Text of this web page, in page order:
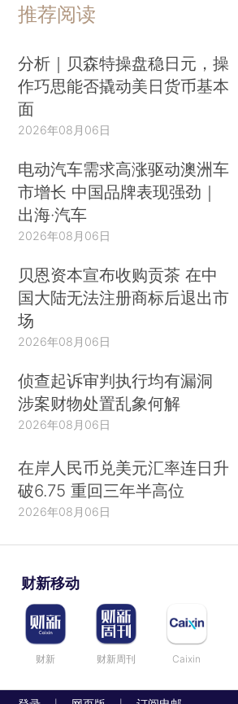
推荐阅读
分析｜贝森特操盘稳日元，操
作巧思能否撬动美日货币基本
面
2026年08月06日
电动汽车需求高涨驱动澳洲车
市增长 中国品牌表现强劲｜
出海·汽车
2026年08月06日
贝恩资本宣布收购贡茶 在中
国大陆无法注册商标后退出市
场
2026年08月06日
侦查起诉审判执行均有漏洞
涉案财物处置乱象何解
2026年08月06日
在岸人民币兑美元汇率连日升
破6.75 重回三年半高位
2026年08月06日
财新移动
财新 财新周刊 Caixin